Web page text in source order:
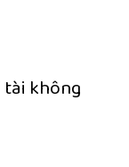
không